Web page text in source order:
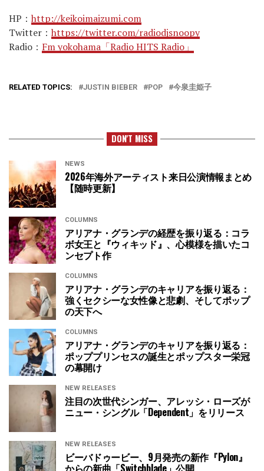
HP： http://keikoimaizumi.com
Twitter： https://twitter.com/radiodjsnoopy
Radio： Fm yokohama「Radio HITS Radio」
RELATED TOPICS: JUSTIN BIEBER POP 今泉圭姫子
DON'T MISS
NEWS
2026年海外アーティスト来日公演情報まとめ
【随時更新】
COLUMNS
アリアナ・グランデの経歴を振り返る：コラ
ボ女王と『ウィキッド』、心模様を描いたコ
ンセプト作
COLUMNS
アリアナ・グランデのキャリアを振り返る：
強くセクシーな女性像と悲劇、そしてポップ
の天下へ
COLUMNS
アリアナ・グランデのキャリアを振り返る：
ポッププリンセスの誕生とポップスター栄冠
の幕開け
NEW RELEASES
注目の次世代シンガー、アレッシ・ローズが
ニュー・シングル「Dependent」をリリース
NEW RELEASES
ビーバドゥービー、9月発売の新作『Pylon』